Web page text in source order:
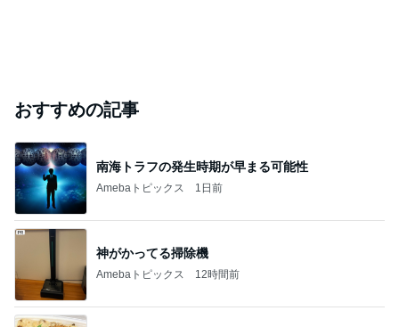
おすすめの記事
南海トラフの発生時期が早まる可能性
Amebaトピックス 1日前
神がかってる掃除機
Amebaトピックス 12時間前